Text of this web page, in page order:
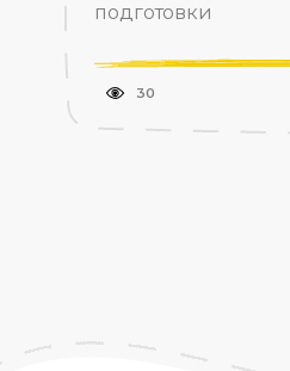
подготовки
30